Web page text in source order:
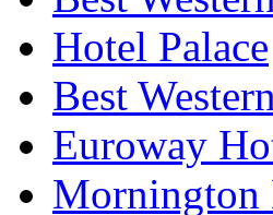
Hotel Palace
Best
Euroway
Mornington